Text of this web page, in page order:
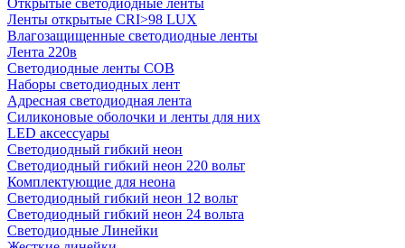
Открытые светодиодные ленты
Ленты открытые CRI>98 LUX
Влагозащищенные светодиодные ленты
Лента 220в
Светодиодные ленты COB
Наборы светодиодных лент
Адресная светодиодная лента
Силиконовые оболочки и ленты для них
LED аксессуары
Светодиодный гибкий неон
Светодиодный гибкий неон 220 вольт
Комплектующие для неона
Светодиодный гибкий неон 12 вольт
Светодиодный гибкий неон 24 вольта
Светодиодные Линейки